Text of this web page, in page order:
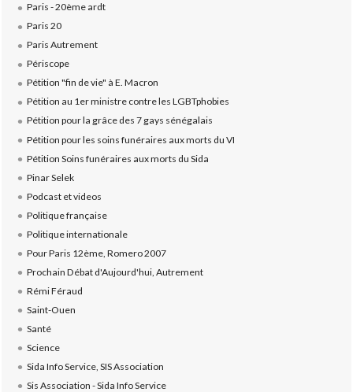
Paris - 20ème ardt
Paris 20
Paris Autrement
Périscope
Pétition "fin de vie" à E. Macron
Pétition au 1er ministre contre les LGBTphobies
Pétition pour la grâce des 7 gays sénégalais
Pétition pour les soins funéraires aux morts du VI
Pétition Soins funéraires aux morts du Sida
Pinar Selek
Podcast et videos
Politique française
Politique internationale
Pour Paris 12ème, Romero 2007
Prochain Débat d'Aujourd'hui, Autrement
Rémi Féraud
Saint-Ouen
Santé
Science
Sida Info Service, SIS Association
Sis Association - Sida Info Service